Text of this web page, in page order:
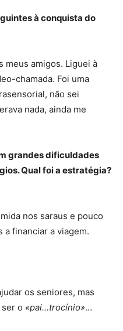
à conquista do
meus amigos. Liguei à
chamada. Foi uma
não sei
nada, ainda me
grandes dificuldades
Qual foi a estratégia?
nos saraus e pouco
financiar a viagem.
os seniores, mas
o «pai…trocínio»…